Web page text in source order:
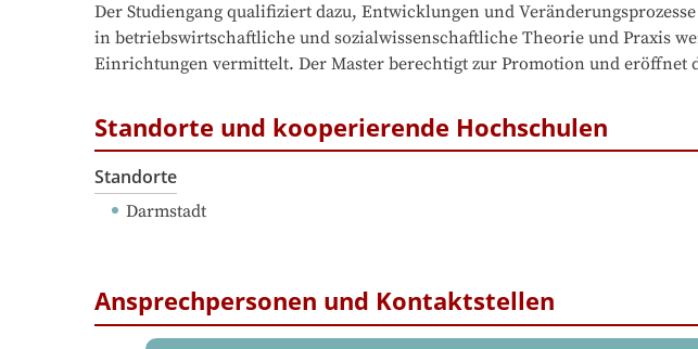
Der Studiengang qualifiziert dazu, Entwicklungen und
in betriebswirtschaftliche und sozialwissenschaftliche Theorie und Praxis
Einrichtungen vermittelt. Der Master berechtigt zur Promotion und eröffnet
Standorte und kooperierende Hochschulen
Standorte
Darmstadt
Ansprechpersonen und Kontaktstellen